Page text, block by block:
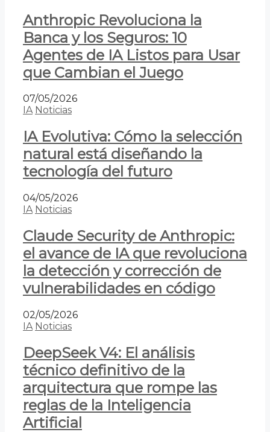
Anthropic Revoluciona la
Banca y los Seguros: 10
Agentes de IA Listos para Usar
que Cambian el Juego
07/05/2026
IA Noticias
IA Evolutiva: Cómo la selección
natural está diseñando la
tecnología del futuro
04/05/2026
IA Noticias
Claude Security de Anthropic:
el avance de IA que revoluciona
la detección y corrección de
vulnerabilidades en código
02/05/2026
IA Noticias
DeepSeek V4: El análisis
técnico definitivo de la
arquitectura que rompe las
reglas de la Inteligencia
Artificial